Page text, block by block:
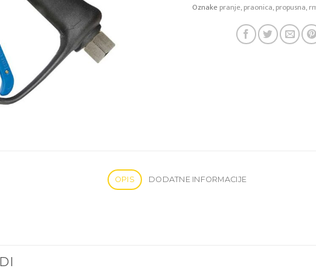
Oznakepranje,praonica,propusna,
OPIS DODATNE INFORMACIJE